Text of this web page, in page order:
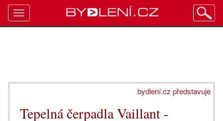
bydlení.cz představuje
Tepelná čerpadla Vaillant -
Toggle
navigation